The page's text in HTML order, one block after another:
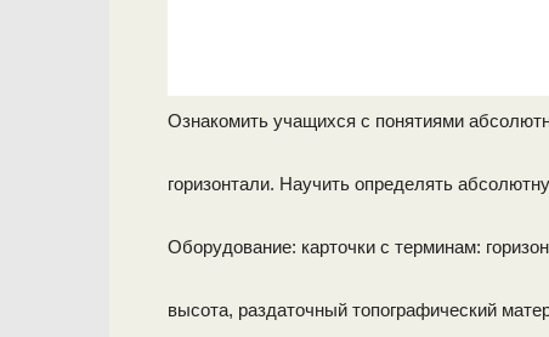
Ознакомить учащихся с понятиями
горизонтали. Научить определять
Оборудование: карточки с терминам:
высота, раздаточный топографический